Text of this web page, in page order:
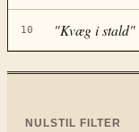
10 "Kvæg i stald"
NULSTIL FILTER